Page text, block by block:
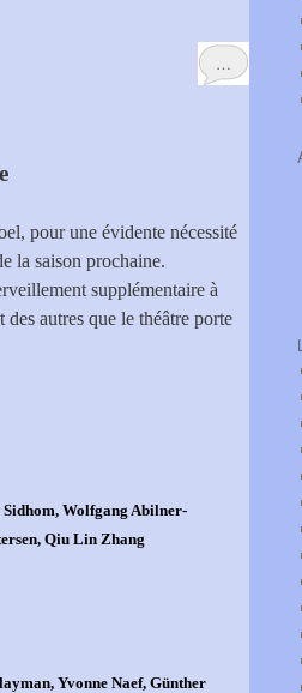
…
pour une évidente nécessité
la saison prochaine.
supplémentaire à
des autres que le théâtre porte
Sidhom, Wolfgang Abilner-
Qiu Lin Zhang
Yvonne Naef, Günther